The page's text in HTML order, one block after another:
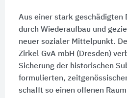
Aus einer stark geschädigten
durch Wiederaufbau und
neuer sozialer Mittelpunkt.
Zirkel GvA mbH (Dresden)
Sicherung der historischen
formulierten,
schafft so einen offenen